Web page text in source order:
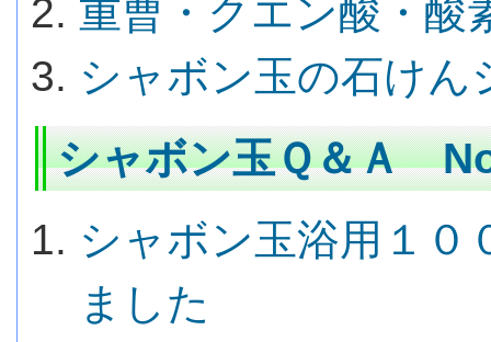
重曹・クエン酸・酸
シャボン玉の石けん
シャボン玉Ｑ＆Ａ
シャボン玉浴用１０
ました